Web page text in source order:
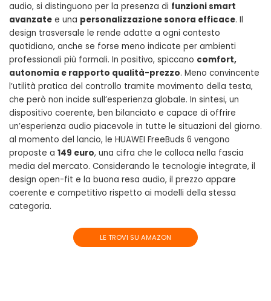
audio, si distinguono per la presenza di funzioni smart
avanzate e una personalizzazione sonora efficace. Il
design trasversale le rende adatte a ogni contesto
quotidiano, anche se forse meno indicate per ambienti
professionali più formali. In positivo, spiccano comfort,
autonomia e rapporto qualità-prezzo. Meno convincente
l’utilità pratica del controllo tramite movimento della testa,
che però non incide sull’esperienza globale. In sintesi, un
dispositivo coerente, ben bilanciato e capace di offrire
un’esperienza audio piacevole in tutte le situazioni del giorno.
al momento del lancio, le HUAWEI FreeBuds 6 vengono
proposte a 149 euro, una cifra che le colloca nella fascia
media del mercato. Considerando le tecnologie integrate, il
design open-fit e la buona resa audio, il prezzo appare
coerente e competitivo rispetto ai modelli della stessa
categoria.
LE TROVI SU AMAZON